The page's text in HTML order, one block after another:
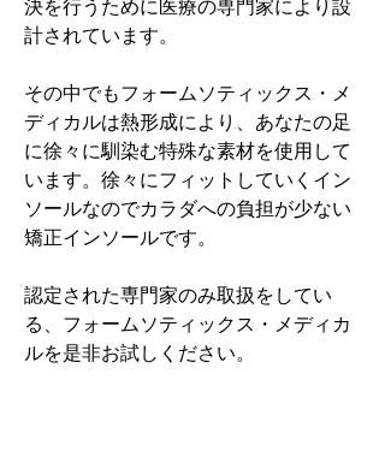
決を行うために医療の専門家により設
計されています。
その中でもフォームソティックス・メ
ディカルは熱形成により、あなたの足
に徐々に馴染む特殊な素材を使用して
います。徐々にフィットしていくイン
ソールなのでカラダへの負担が少ない
矯正インソールです。
認定された専門家のみ取扱をしてい
る、フォームソティックス・メディカ
ルを是非お試しください。